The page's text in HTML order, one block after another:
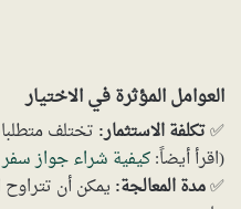
العوامل المؤثرة في الاختيار
✅تكلفة الاستثمار: تختلف
(اقرأ أيضاً:كيفية شراء جواز
✅مدة المعالجة: يمكن أن